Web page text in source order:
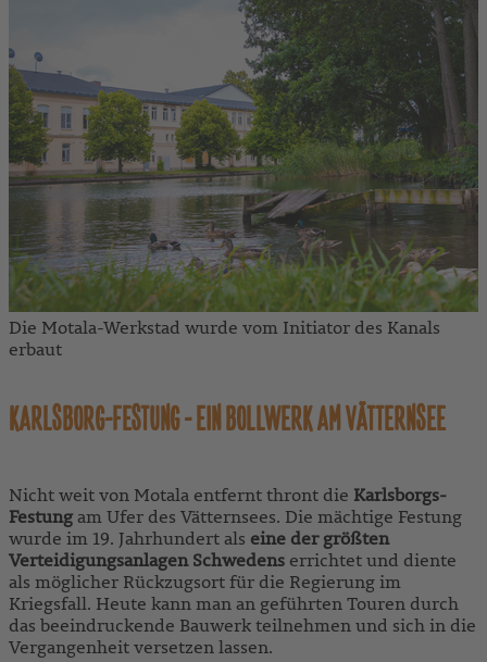
Die Motala-Werkstad wurde vom Initiator des Kanals
erbaut
KARLSBORG-FESTUNG - EIN BOLLWERK AM VÄTTERNSEE
Nicht weit von Motala entfernt thront die Karlsborgs-
Festungam Ufer des Vätternsees. Die mächtige Festung
wurde im 19. Jahrhundert als eine der größten
Verteidigungsanlagen Schwedens errichtet und diente
als möglicher Rückzugsort für die Regierung im
Kriegsfall. Heute kann man an geführten Touren durch
das beeindruckende Bauwerk teilnehmen und sich in die
Vergangenheit versetzen lassen.